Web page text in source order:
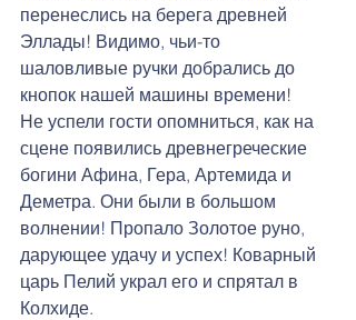
перенеслись на берега древней
Эллады! Видимо, чьи-то
шаловливые ручки добрались до
кнопок нашей машины времени!
Не успели гости опомниться, как на
сцене появились древнегреческие
богини Афина, Гера, Артемида и
Деметра. Они были в большом
волнении! Пропало Золотое руно,
дарующее удачу и успех! Коварный
царь Пелий украл его и спрятал в
Колхиде.